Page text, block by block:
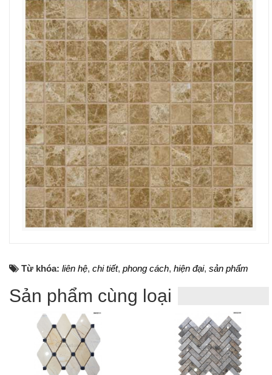
Từ khóa: liên hệ, chi tiết, phong cách, hiện đại, sản phẩm
Sản phẩm cùng loại